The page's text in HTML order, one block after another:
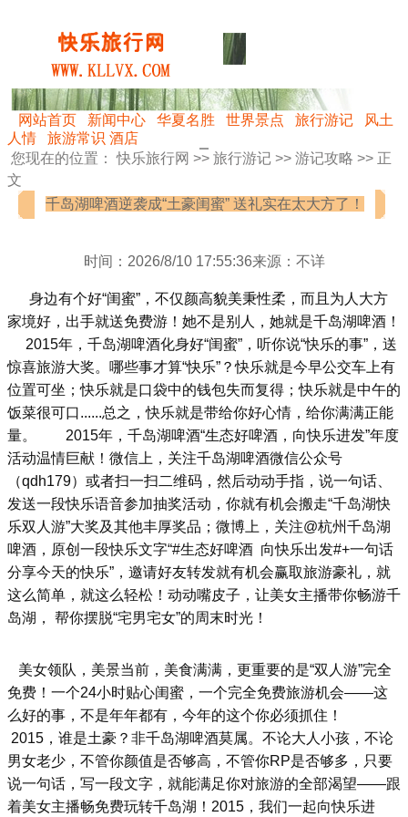
网站首页 新闻中心 华夏名胜 世界景点 旅行游记
风土
人情
旅游常识 酒店
您现在的位置：快乐旅行网 >> 旅行游记 >> 游记攻略 >> 正
文
千岛湖啤酒逆袭成“土豪闺蜜” 送礼实在太大方了！
时间：2026/8/10 17:55:36来源：不详
身边有个好“闺蜜”，不仅颜高貌美秉性柔，而且为人大方
家境好，出手就送免费游！她不是别人，她就是千岛湖啤酒！
2015年，千岛湖啤酒化身好“闺蜜”，听你说“快乐的事”，送
惊喜旅游大奖。哪些事才算“快乐”？快乐就是今早公交车上有
位置可坐；快乐就是口袋中的钱包失而复得；快乐就是中午的
饭菜很可口......总之，快乐就是带给你好心情，给你满满正能
量。
2015年，千岛湖啤酒“生态好啤酒，向快乐进发”年度
活动温情巨献！微信上，关注千岛湖啤酒微信公众号
（qdh179）或者扫一扫二维码，然后动动手指，说一句话、
发送一段快乐语音参加抽奖活动，你就有机会搬走“千岛湖快
乐双人游”大奖及其他丰厚奖品；微博上，关注@杭州千岛湖
啤酒，原创一段快乐文字“#生态好啤酒 向快乐出发#+一句话
分享今天的快乐”，邀请好友转发就有机会赢取旅游豪礼，就
这么简单，就这么轻松！动动嘴皮子，让美女主播带你畅游千
岛湖， 帮你摆脱“宅男宅女”的周末时光！
美女领队，美景当前，美食满满，更重要的是“双人游”完全
免费！一个24小时贴心闺蜜，一个完全免费旅游机会——这
么好的事，不是年年都有，今年的这个你必须抓住！
2015，谁是土豪？非千岛湖啤酒莫属。不论大人小孩，不论
男女老少，不管你颜值是否够高，不管你RP是否够多，只要
说一句话，写一段文字，就能满足你对旅游的全部渴望——跟
着美女主播畅免费玩转千岛湖！2015，我们一起向快乐进